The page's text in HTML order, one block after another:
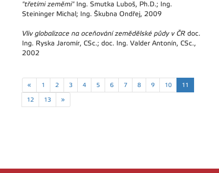
"třetími zeměmi"Ing. Smutka Luboš, Ph.D.; Ing.
Steininger Michal; Ing. Škubna Ondřej, 2009
Vliv globalizace na oceňování zemědělské půdy v ČR doc.
Ing. Ryska Jaromír, CSc.; doc. Ing. Valder Antonín, CSc.,
2002
« 1 2 3 4 5 6 7 8 9 10 11
12 13 »